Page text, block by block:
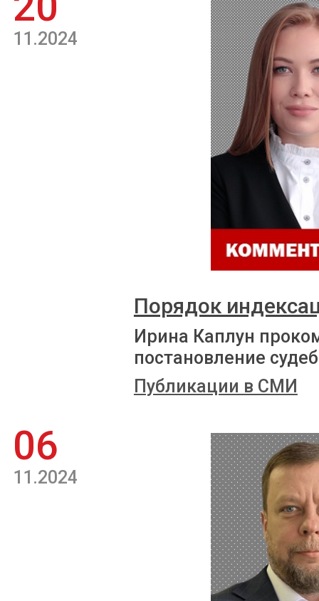
11.2024
Порядок
Ирина Каплун
постановление
Публикации в СМИ
06
11.2024